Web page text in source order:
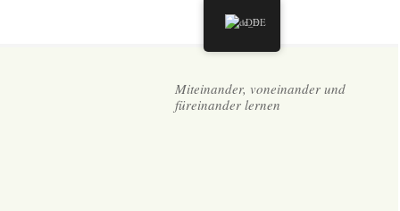
Miteinander, voneinander und
füreinander lernen
DE